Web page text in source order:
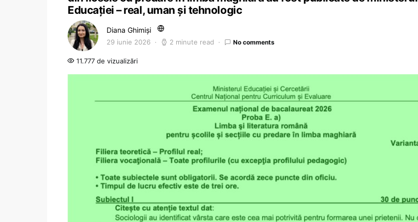
Educației – real, uman și tehnologic
Diana Ghimiși
29 iunie 2026 2 minute read No comments
11.777 de vizualizări